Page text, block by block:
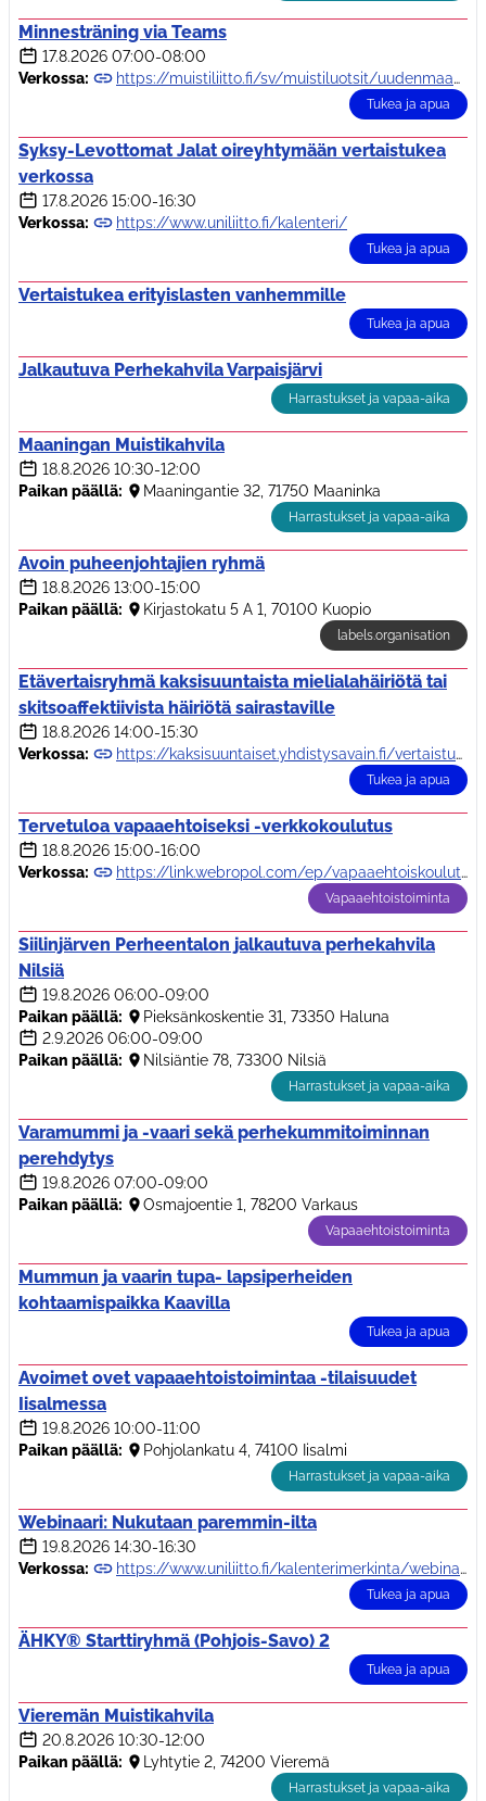
Minnesträning via Teams
17.8.2026 07:00-08:00
Verkossa:
https://muistiliitto.fi/sv/muistiluotsit/uudenmaan-muistiluotsi/gruppverksamhet/
Tukea ja apua
Syksy-Levottomat Jalat oireyhtymään vertaistukea
verkossa
17.8.2026 15:00-16:30
Verkossa:
https://www.uniliitto.fi/kalenteri/
Tukea ja apua
Vertaistukea erityislasten vanhemmille
Tukea ja apua
Jalkautuva Perhekahvila Varpaisjärvi
Harrastukset ja vapaa-aika
Maaningan Muistikahvila
18.8.2026 10:30-12:00
Paikan päällä:
Maaningantie 32, 71750 Maaninka
Harrastukset ja vapaa-aika
Avoin puheenjohtajien ryhmä
18.8.2026 13:00-15:00
Paikan päällä:
Kirjastokatu 5 A 1, 70100 Kuopio
labels.organisation
Etävertaisryhmä kaksisuuntaista mielialahäiriötä tai
skitsoaffektiivista häiriötä sairastaville
18.8.2026 14:00-15:30
Verkossa:
https://kaksisuuntaiset.yhdistysavain.fi/vertaistuki/vertaisryhmat/
Tukea ja apua
Tervetuloa vapaaehtoiseksi -verkkokoulutus
18.8.2026 15:00-16:00
Verkossa:
https://link.webropol.com/ep/vapaaehtoiskoulutus0826
Vapaaehtoistoiminta
Siilinjärven Perheentalon jalkautuva perhekahvila
Nilsiä
19.8.2026 06:00-09:00
Paikan päällä:
Pieksänkoskentie 31, 73350 Haluna
2.9.2026 06:00-09:00
Paikan päällä:
Nilsiäntie 78, 73300 Nilsiä
Harrastukset ja vapaa-aika
Varamummi ja -vaari sekä perhekummitoiminnan
perehdytys
19.8.2026 07:00-09:00
Paikan päällä:
Osmajoentie 1, 78200 Varkaus
Vapaaehtoistoiminta
Mummun ja vaarin tupa- lapsiperheiden
kohtaamispaikka Kaavilla
Tukea ja apua
Avoimet ovet vapaaehtoistoimintaa -tilaisuudet
Iisalmessa
19.8.2026 10:00-11:00
Paikan päällä:
Pohjolankatu 4, 74100 Iisalmi
Harrastukset ja vapaa-aika
Webinaari: Nukutaan paremmin-ilta
19.8.2026 14:30-16:30
Verkossa:
https://www.uniliitto.fi/kalenterimerkinta/webinaari-nukutaan-paremmin-ilta/
Tukea ja apua
ÄHKY® Starttiryhmä (Pohjois-Savo) 2
Tukea ja apua
Vieremän Muistikahvila
20.8.2026 10:30-12:00
Paikan päällä:
Lyhtytie 2, 74200 Vieremä
Harrastukset ja vapaa-aika